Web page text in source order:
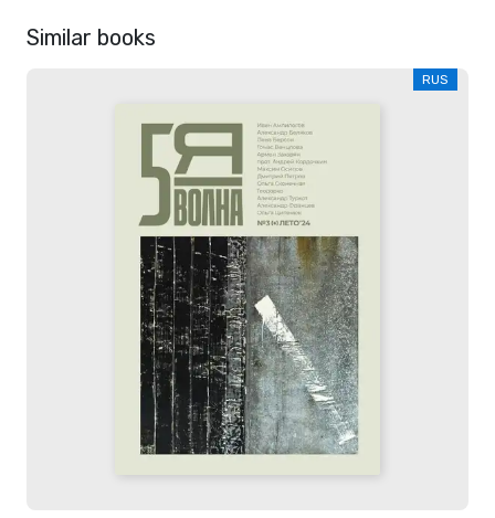
Similar books
RUS